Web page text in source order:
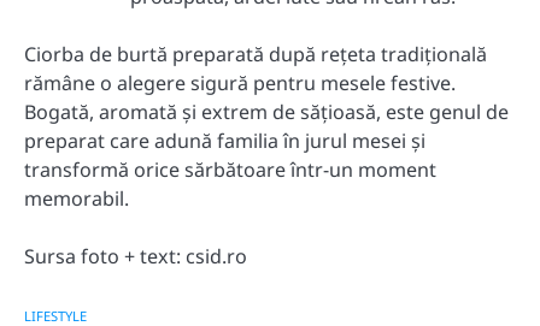
Ciorba de burtă preparată după rețeta tradițională
rămâne o alegere sigură pentru mesele festive.
Bogată, aromată și extrem de sățioasă, este genul de
preparat care adună familia în jurul mesei și
transformă orice sărbătoare într-un moment
memorabil.
Sursa foto + text: csid.ro
LIFESTYLE